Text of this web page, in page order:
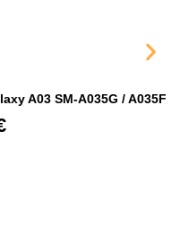
A03 SM-A035G / A035F